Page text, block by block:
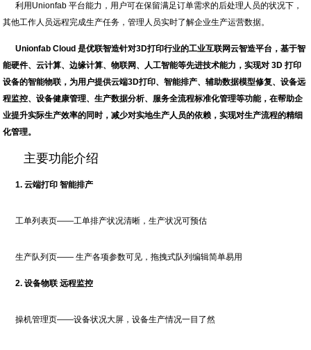
利用Unionfab 平台能力，用户可在保留满足订单需求的后处理人员的状况下，
其他工作人员远程完成生产任务，管理人员实时了解企业生产运营数据。
Unionfab Cloud 是优联智造针对3D打印行业的工业互联网云智造平台，基于智
能硬件、云计算、边缘计算、物联网、人工智能等先进技术能力，实现对 3D 打印
设备的智能物联，为用户提供云端3D打印、智能排产、辅助数据模型修复、设备远
程监控、设备健康管理、生产数据分析、服务全流程标准化管理等功能，在帮助企
业提升实际生产效率的同时，减少对实地生产人员的依赖，实现对生产流程的精细
化管理。
主要功能介绍
1. 云端打印 智能排产
工单列表页——工单排产状况清晰，生产状况可预估
生产队列页—— 生产各项参数可见，拖拽式队列编辑简单易用
2. 设备物联 远程监控
操机管理页——设备状况大屏，设备生产情况一目了然